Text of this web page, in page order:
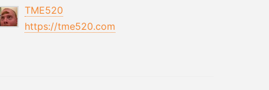
TME520
https://tme520.com